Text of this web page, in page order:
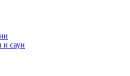
и саун